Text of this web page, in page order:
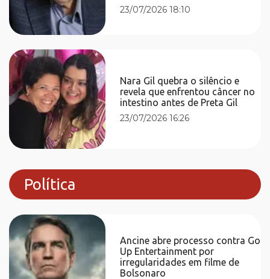
23/07/2026 18:10
Nara Gil quebra o silêncio e
revela que enfrentou câncer no
intestino antes de Preta Gil
23/07/2026 16:26
Política
Ancine abre processo contra Go
Up Entertainment por
irregularidades em filme de
Bolsonaro